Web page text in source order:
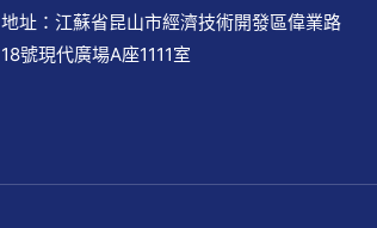
地址：江蘇省昆山市經濟技術開發區偉業路
18號現代廣場A座1111室